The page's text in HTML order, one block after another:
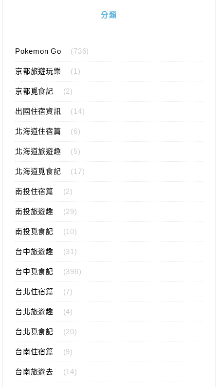
分類
Pokemon Go (736)
京都旅遊玩樂 (1)
京都覓食記 (2)
出國住宿資訊 (14)
北海道住宿篇 (6)
北海道旅遊趣 (5)
北海道覓食記 (17)
南投住宿篇 (2)
南投旅遊趣 (29)
南投覓食記 (10)
台中旅遊趣 (31)
台中覓食記 (396)
台北住宿篇 (7)
台北旅遊趣 (4)
台北覓食記 (20)
台南住宿篇 (9)
台南旅遊去 (14)